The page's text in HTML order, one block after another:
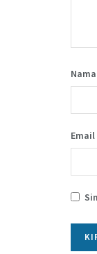
Nama
Email